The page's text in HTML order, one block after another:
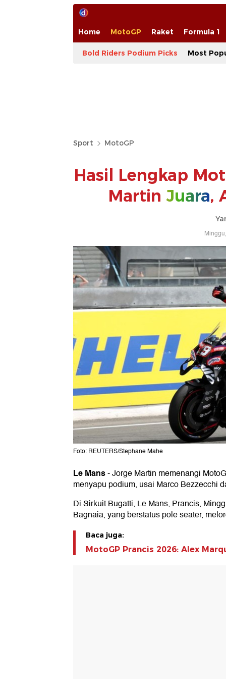
Home MotoGP Raket Formula 1
Bold Riders Podium Picks Most
Sport MotoGP
Hasil Lengkap
Martin Juara,
Foto: REUTERS/Stephane Mahe
Le Mans-Jorge Martin memenangi
menyapu podium, usai Marco Bezzecchi
Di Sirkuit Bugatti, Le Mans, Prancis,
Bagnaia, yang berstatus pole seater,
Baca juga:
MotoGP Prancis 2026: Alex